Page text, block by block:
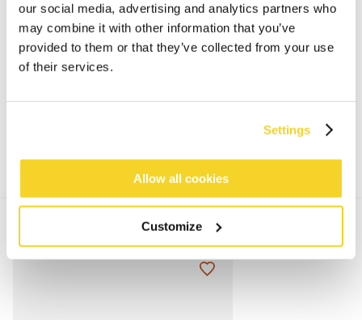
our social media, advertising and analytics partners who
may combine it with other information that you’ve
provided to them or that they’ve collected from your use
of their services.
Settings
Allow all cookies
Customize
Baskenmütze aus warmer Wollmischung
90% Wolle
Kopfumfang 55-58 cm
MATERIALIEN UND DETAILS